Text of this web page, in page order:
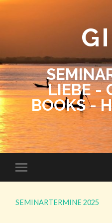
LIEBE -
BOOKS -
SEMINARTERMINE 2025